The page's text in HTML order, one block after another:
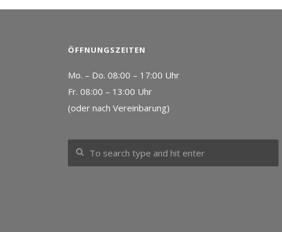
ÖFFNUNGSZEITEN
Mo. – Do. 08:00 – 17:00 Uhr
Fr. 08:00 – 13:00 Uhr
(oder nach Vereinbarung)